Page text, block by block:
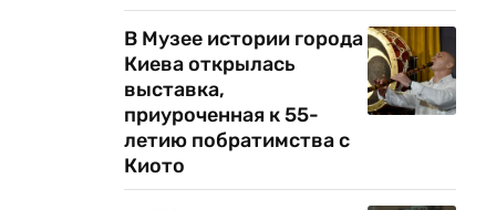
В Музее истории города
Киева открылась
выставка,
приуроченная к 55-
летию побратимства с
Киото